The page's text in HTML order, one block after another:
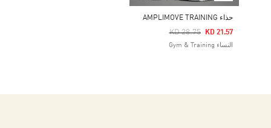
حذاء AMPLIMOVE TRAINING
Price Reduced From
KD 28.75
To KD 21.57
النساء Gym & Training